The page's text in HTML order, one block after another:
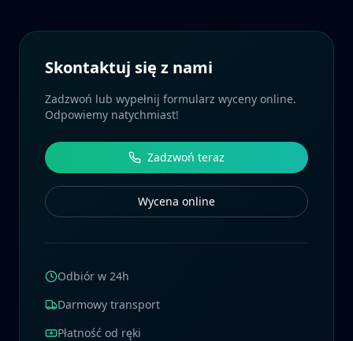
Skontaktuj się z nami
Zadzwoń lub wypełnij formularz wyceny online.
Odpowiemy natychmiast!
Zadzwoń teraz
Wycena online
Odbiór w 24h
Darmowy transport
Płatność od ręki